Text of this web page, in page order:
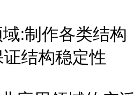
:制作各类结构
结构稳定性